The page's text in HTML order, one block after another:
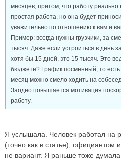
месяцев, притом, что работу
простая работа, но она будет
уважительно по отношению к вам и
Пример: всегда нужны грузчики, за
тысяч. Даже если устроиться в день
хотя бы 15 дней, это 15 тысяч. Это
бюджете? График посменный, то
месяц можно смело ходить на
Заодно повышается мотивация
работу.
Я услышала. Человек работал на
(точно как в статье), официантом
не вариант. Я раньше тоже